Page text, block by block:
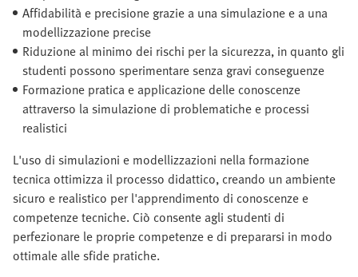
Affidabilità e precisione grazie a una simulazione e a una
modellizzazione precise
Riduzione al minimo dei rischi per la sicurezza, in quanto gli
studenti possono sperimentare senza gravi conseguenze
Formazione pratica e applicazione delle conoscenze
attraverso la simulazione di problematiche e processi
realistici
L'uso di simulazioni e modellizzazioni nella formazione
tecnica ottimizza il processo didattico, creando un ambiente
sicuro e realistico per l'apprendimento di conoscenze e
competenze tecniche. Ciò consente agli studenti di
perfezionare le proprie competenze e di prepararsi in modo
ottimale alle sfide pratiche.